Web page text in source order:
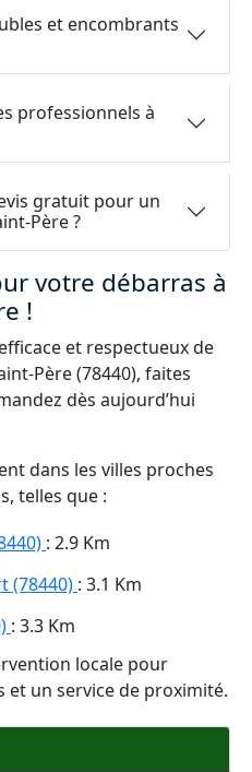
et encombrants
professionnels à
gratuit pour un
Père ?
votre débarras à
!
et respectueux de
Père (78440), faites
dès aujourd’hui
dans les villes proches
telles que :
: 2.9 Km
(78440) : 3.1 Km
: 3.3 Km
locale pour
et un service de proximité.